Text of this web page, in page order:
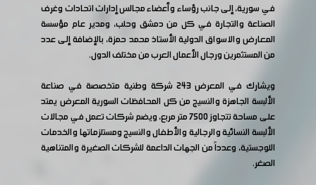
في سورية، إلى جانب رؤساء وأعضاء مجالس إدارات اتحادات وغرف
الصناعة والتجارة في كل من دمشق وحلب، ومدير عام مؤسسة
المعارض والاسواق الدولية الأستاذ محمد حمزة، بالإضافة إلى عدد
من المستثمرين ورجال الأعمال العرب من مختلف الدول.
ويشارك في المعرض 243 شركة وطنية متخصصة في صناعة
الألبسة الجاهزة والنسيج من كل المحافظات السورية المعرض يمتد
على مساحة تتجاوز 7500 متر مربع، ويضم شركات تعمل في مجالات
الألبسة النسائية والرجالية والأطفال والنسيج ومستلزماتها والخدمات
اللوجستية، وعدداً من الجهات الداعمة للشركات الصغيرة والمتناهية
الصغر.